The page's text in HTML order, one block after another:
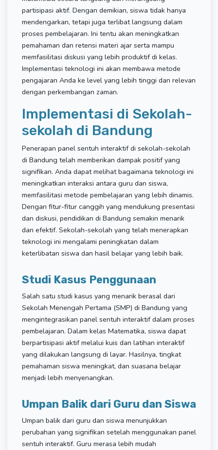
partisipasi aktif. Dengan demikian, siswa tidak hanya
mendengarkan, tetapi juga terlibat langsung dalam
proses pembelajaran. Ini tentu akan meningkatkan
pemahaman dan retensi materi ajar serta mampu
memfasilitasi diskusi yang lebih produktif di kelas.
Implementasi teknologi ini akan membawa metode
pengajaran Anda ke level yang lebih tinggi dan relevan
dengan perkembangan zaman.
Implementasi di Sekolah-
sekolah di Bandung
Penerapan panel sentuh interaktif di sekolah-sekolah
di Bandung telah memberikan dampak positif yang
signifikan. Anda dapat melihat bagaimana teknologi ini
meningkatkan interaksi antara guru dan siswa,
memfasilitasi metode pembelajaran yang lebih dinamis.
Dengan fitur-fitur canggih yang mendukung presentasi
dan diskusi, pendidikan di Bandung semakin menarik
dan efektif. Sekolah-sekolah yang telah menerapkan
teknologi ini mengalami peningkatan dalam
keterlibatan siswa dan hasil belajar yang lebih baik.
Studi Kasus Penggunaan
Salah satu studi kasus yang menarik berasal dari
Sekolah Menengah Pertama (SMP) di Bandung yang
mengintegrasikan panel sentuh interaktif dalam proses
pembelajaran. Dalam kelas Matematika, siswa dapat
berpartisipasi aktif melalui kuis dan latihan interaktif
yang dilakukan langsung di layar. Hasilnya, tingkat
pemahaman siswa meningkat, dan suasana belajar
menjadi lebih menyenangkan.
Umpan Balik dari Guru dan Siswa
Umpan balik dari guru dan siswa menunjukkan
perubahan yang signifikan setelah menggunakan panel
sentuh interaktif. Guru merasa lebih mudah